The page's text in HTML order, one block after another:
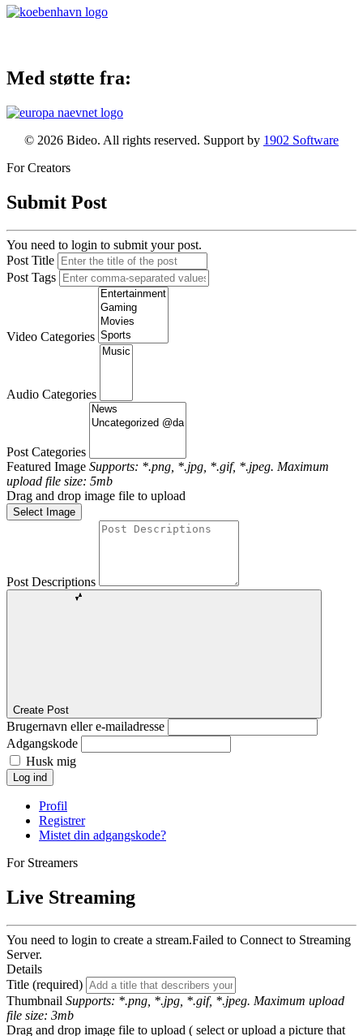
Med støtte fra:
© 2026 Bideo. All rights reserved. Support by 1902 Software
For Creators
Submit Post
You need to login to submit your post.
Post Title
Post Tags
Video Categories
Audio Categories
Post Categories
Featured Image Supports: *.png, *.jpg, *.gif, *.jpeg. Maximum
upload file size: 5mb
Drag and drop image file to upload
Select Image
Post Descriptions
Create Post
Brugernavn eller e-mailadresse
Adgangskode
Husk mig
Log ind
Profil
Registrer
Mistet din adgangskode?
For Streamers
Live Streaming
You need to login to create a stream.Failed to Connect to Streaming
Server.
Details
Title (required)
Thumbnail Supports: *.png, *.jpg, *.gif, *.jpeg. Maximum upload
file size: 3mb
Drag and drop image file to upload ( select or upload a picture that